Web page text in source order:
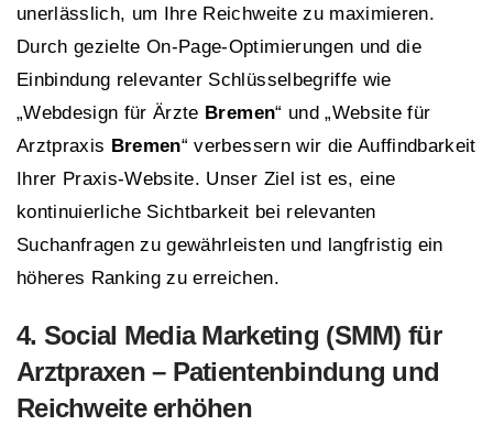
unerlässlich, um Ihre Reichweite zu maximieren.
Durch gezielte On-Page-Optimierungen und die
Einbindung relevanter Schlüsselbegriffe wie
„Webdesign für Ärzte Bremen“ und „Website für
Arztpraxis Bremen“ verbessern wir die Auffindbarkeit
Ihrer Praxis-Website. Unser Ziel ist es, eine
kontinuierliche Sichtbarkeit bei relevanten
Suchanfragen zu gewährleisten und langfristig ein
höheres Ranking zu erreichen.
4. Social Media Marketing (SMM) für
Arztpraxen – Patientenbindung und
Reichweite erhöhen